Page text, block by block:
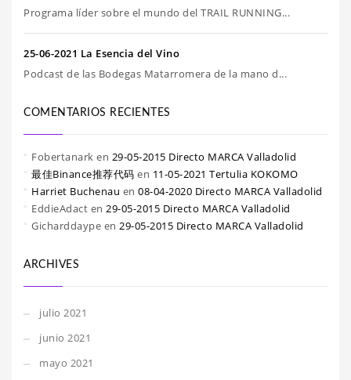
Programa líder sobre el mundo del TRAIL RUNNING...
25-06-2021 La Esencia del Vino
Podcast de las Bodegas Matarromera de la mano d...
COMENTARIOS RECIENTES
Fobertanark en 29-05-2015 Directo MARCA Valladolid
最佳Binance推荐代码 en 11-05-2021 Tertulia KOKOMO
Harriet Buchenau en 08-04-2020 Directo MARCA Valladolid
EddieAdact en 29-05-2015 Directo MARCA Valladolid
Gicharddaype en 29-05-2015 Directo MARCA Valladolid
ARCHIVES
julio 2021
junio 2021
mayo 2021